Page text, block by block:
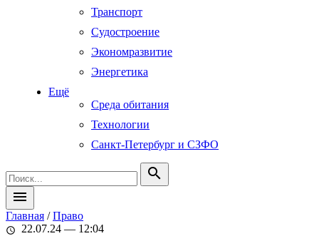
Транспорт
Судостроение
Экономразвитие
Энергетика
Ещё
Среда обитания
Технологии
Санкт-Петербург и СЗФО
search
menu
Главная /Право
schedule 22.07.24 — 12:04